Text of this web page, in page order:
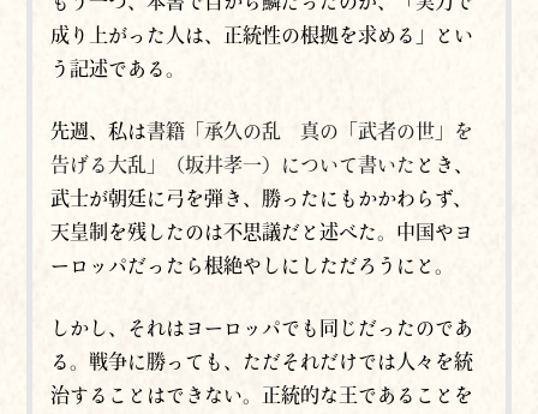
成り上がった人は、正統性の根拠を求める」とい
う記述である。
先週、私は書籍「承久の乱 真の「武者の世」を
告げる大乱」（坂井孝一）について書いた とき、
武士が朝廷に弓を弾き、勝ったにもかかわらず、
天皇制を残したのは不思議だと述べた。中国やヨ
ーロッパだったら根絶やしにしただろうにと。
しかし、それはヨーロッパでも同じだったのであ
る。戦争に勝っても、ただそれだけでは人々を統
治することはできない。正統的な王であることを